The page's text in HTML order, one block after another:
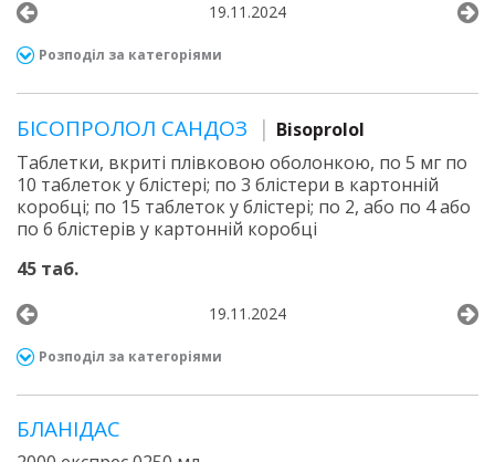
19.11.2024
Розподіл за категоріями
БІСОПРОЛОЛ САНДОЗ
Bisoprolol
Таблетки, вкриті плівковою оболонкою, по 5 мг по
10 таблеток у блістері; по 3 блістери в картонній
коробці; по 15 таблеток у блістері; по 2, або по 4 або
по 6 блістерів у картонній коробці
45 таб.
19.11.2024
Розподіл за категоріями
БЛАНІДАС